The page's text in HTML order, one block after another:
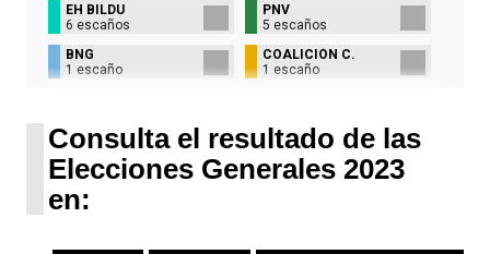
EH BILDU
6 escaños
PNV
5 escaños
BNG
1 escaño
COALICIÓN C.
1 escaño
Consulta el resultado de las
Elecciones Generales 2023
en: